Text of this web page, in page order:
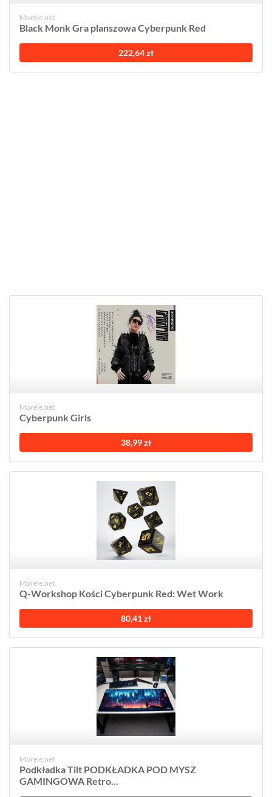
Morele.net
Black Monk Gra planszowa Cyberpunk Red
222,64 zł
Morele.net
Cyberpunk Girls
38,99 zł
Morele.net
Q-Workshop Kości Cyberpunk Red: Wet Work
80,41 zł
Morele.net
Podkładka Tilt PODKŁADKA POD MYSZ
GAMINGOWA Retro...